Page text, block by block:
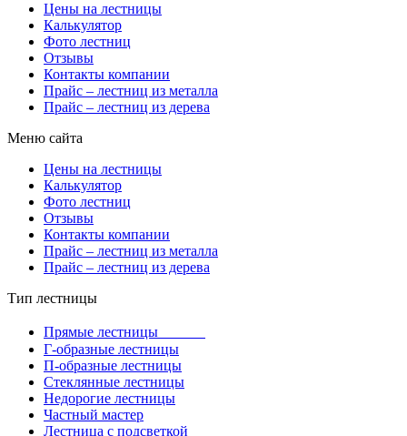
Цены на лестницы
Калькулятор
Фото лестниц
Отзывы
Контакты компании
Прайс – лестниц из металла
Прайс – лестниц из дерева
Меню сайта
Цены на лестницы
Калькулятор
Фото лестниц
Отзывы
Контакты компании
Прайс – лестниц из металла
Прайс – лестниц из дерева
Тип лестницы
Прямые лестницы
Г-образные лестницы
П-образные лестницы
Стеклянные лестницы
Недорогие лестницы
Частный мастер
Лестница с подсветкой